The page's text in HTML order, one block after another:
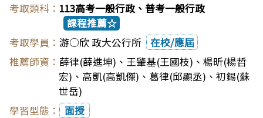
113高考一般行政、普考一般行政
課程推薦☆
游○欣 政大公行所
在校/應屆
薛律(薛進坤) 、 王肇基(王國枝) 、 楊昕(楊哲
宏) 、 高凱(高凱傑) 、 葛律(邱顯丞) 、 初錫(蘇
世岳)
面授